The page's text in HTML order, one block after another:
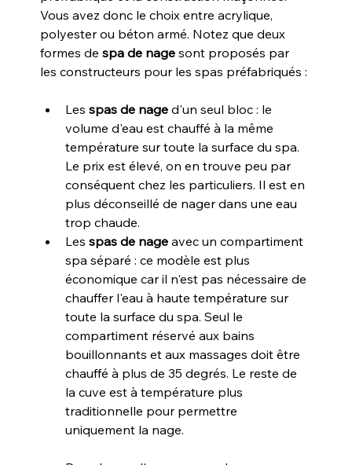
Vous avez donc le choix entre acrylique,
polyester ou béton armé. Notez que deux
formes de spa de nage sont proposés par
les constructeurs pour les spas préfabriqués :
Les spas de nage d'un seul bloc : le
volume d'eau est chauffé à la même
température sur toute la surface du spa.
Le prix est élevé, on en trouve peu par
conséquent chez les particuliers. Il est en
plus déconseillé de nager dans une eau
trop chaude.
Les spas de nage avec un compartiment
spa séparé : ce modèle est plus
économique car il n'est pas nécessaire de
chauffer l'eau à haute température sur
toute la surface du spa. Seul le
compartiment réservé aux bains
bouillonnants et aux massages doit être
chauffé à plus de 35 degrés. Le reste de
la cuve est à température plus
traditionnelle pour permettre
uniquement la nage.